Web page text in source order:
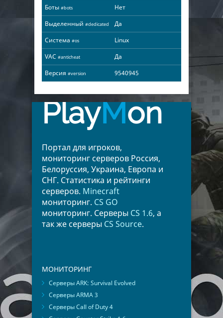
Боты #bots
Нет
Выделенный #dedicated
Да
Система #os
Linux
VAC #anticheat
Да
Версия #version 9540945
PlayMon
Портал для игроков,
мониторинг серверов Россия,
Белоруссия, Украина, Европа и
СНГ. Статистика и рейтинги
серверов. Minecraft
мониторинг. CS GO
мониторинг. Серверы CS 1.6, а
так же серверы CS Source.
МОНИТОРИНГ
Серверы ARK: Survival Evolved
Серверы ARMA 3
Серверы Call of Duty 4